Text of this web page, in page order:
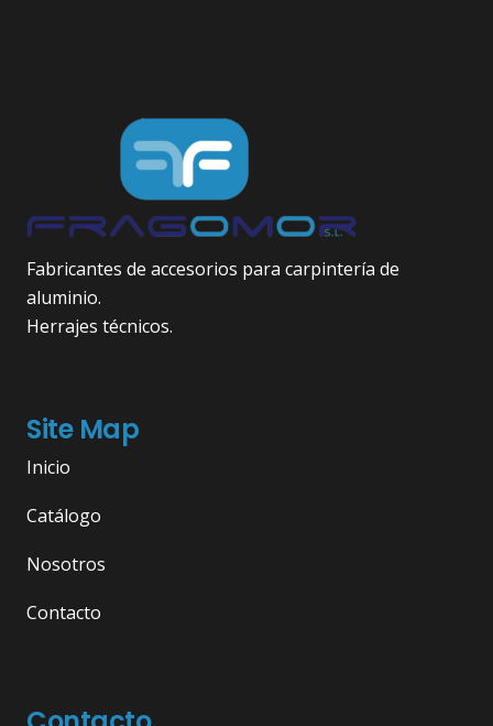
Fabricantes de accesorios para carpintería de
aluminio.
Herrajes técnicos.
Site Map
Inicio
Catálogo
Nosotros
Contacto